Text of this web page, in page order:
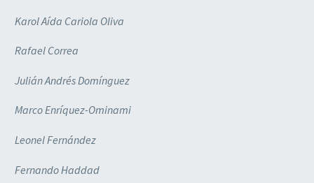
Karol Aída Cariola Oliva
Rafael Correa
Julián Andrés Domínguez
Marco Enríquez-Ominami
Leonel Fernández
Fernando Haddad